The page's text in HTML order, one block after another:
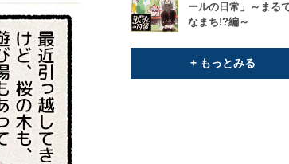
ールの日常」～まる
なまち!?編～
+ もっとみる